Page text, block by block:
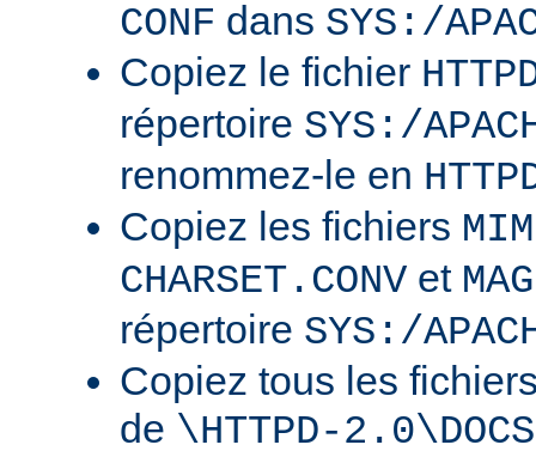
CONF dans SYS:/
Copiez le fichier
répertoire SYS:/
renommez-le en
Copiez les fichiers
CHARSET.CONV et
répertoire SYS:/
Copiez tous les
de \HTTPD-